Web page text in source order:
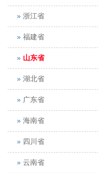
浙江省
福建省
山东省
湖北省
广东省
海南省
四川省
云南省